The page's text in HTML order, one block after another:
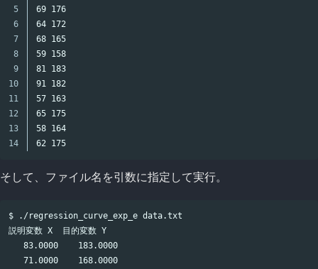
5
6
7
8
9
10
11
12
13
69 176
64 172
68 165
59 158
81 183
91 182
57 163
65 175
58 164
そして、ファイル名を引数に指定して実行。
$ ./regression_curve_exp_e data.txt
説明変数 X  目的変数 Y
   83.0000    183.0000
   71.0000    168.0000